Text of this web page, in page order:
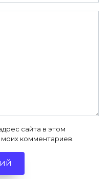
сайта в этом
комментариев.